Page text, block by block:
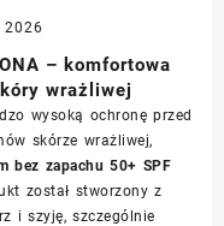
2026
– komfortowa
wrażliwej
wysoką ochronę przed
skórze wrażliwej,
bez zapachu 50+ SPF
został stworzony z
i szyję, szczególnie